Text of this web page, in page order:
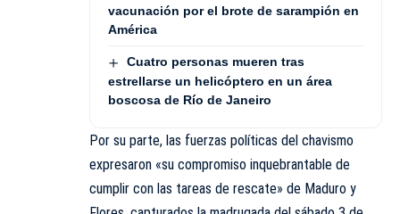
vacunación por el brote de sarampión en
América
Cuatro personas mueren tras
estrellarse un helicóptero en un área
boscosa de Río de Janeiro
Por su parte, las fuerzas políticas del chavismo
expresaron «su compromiso inquebrantable de
cumplir con las tareas de rescate» de Maduro y